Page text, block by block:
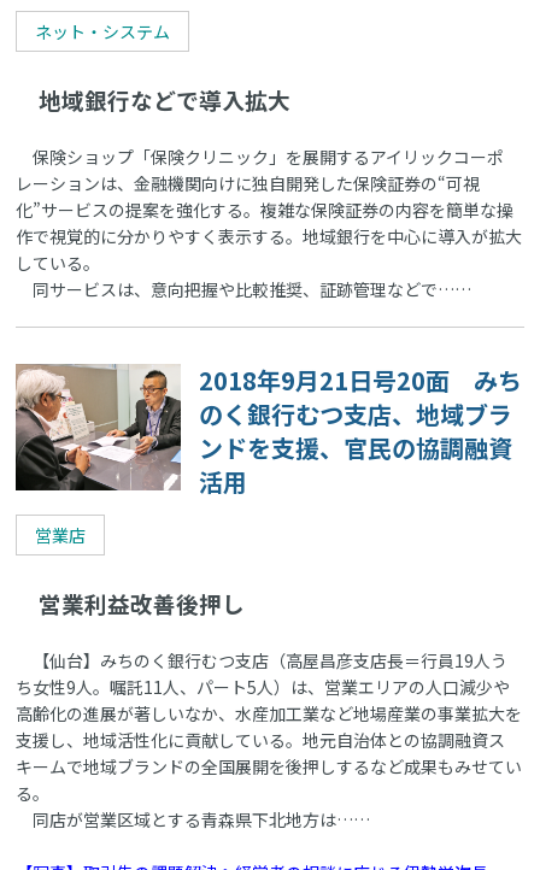
ネット・システム
地域銀行などで導入拡大
保険ショップ「保険クリニック」を展開するアイリックコーポ
レーションは、金融機関向けに独自開発した保険証券の“可視
化”サービスの提案を強化する。複雑な保険証券の内容を簡単な操
作で視覚的に分かりやすく表示する。地域銀行を中心に導入が拡大
している。
同サービスは、意向把握や比較推奨、証跡管理などで……
2018年9月21日号20面 みち
のく銀行むつ支店、地域ブラ
ンドを支援、官民の協調融資
活用
営業店
営業利益改善後押し
【仙台】みちのく銀行むつ支店（高屋昌彦支店長＝行員19人う
ち女性9人。嘱託11人、パート5人）は、営業エリアの人口減少や
高齢化の進展が著しいなか、水産加工業など地場産業の事業拡大を
支援し、地域活性化に貢献している。地元自治体との協調融資ス
キームで地域ブランドの全国展開を後押しするなど成果もみせてい
る。
同店が営業区域とする青森県下北地方は……